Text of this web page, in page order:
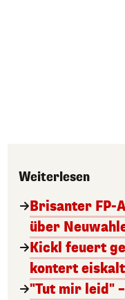
Weiterlesen
Brisanter FP-
über
Kickl feuert
kontert eiskalt
"Tut mir leid"